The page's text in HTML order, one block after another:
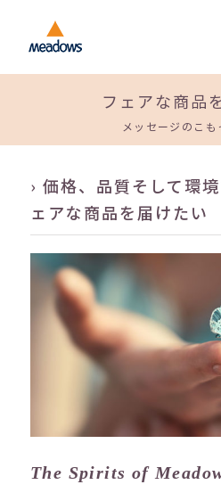
content
フェアな商品
メッセージのこ
› 価格、品質そして環
ェアな商品を届けたい
The Spirits of